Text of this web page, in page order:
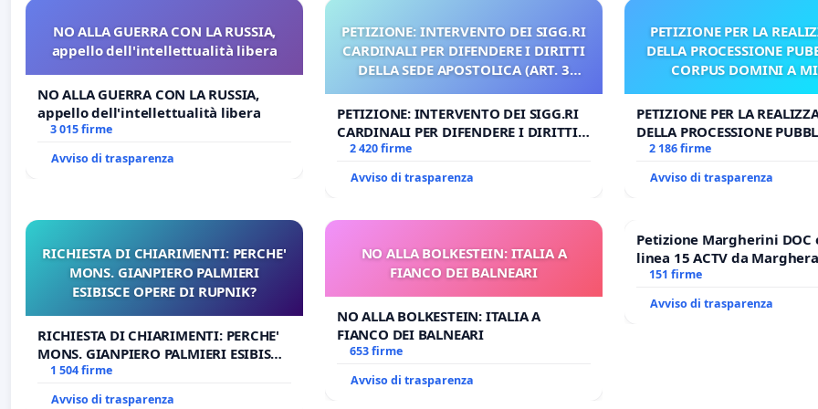
NO ALLA GUERRA CON LA RUSSIA,
appello dell'intellettualità libera
NO ALLA GUERRA CON LA RUSSIA,
appello dell'intellettualità libera
3 015 firme
Avviso di trasparenza
PETIZIONE: INTERVENTO DEI SIGG.RI
CARDINALI PER DIFENDERE I DIRITTI
DELLA SEDE APOSTOLICA (ART. 3
PETIZIONE: INTERVENTO DEI SIGG.RI
CARDINALI PER DIFENDERE I DIRITTI
DELLA SEDE APOSTOLICA (ART. 3 UDG)
2 420 firme
Avviso di trasparenza
PETIZIONE PER LA
DELLA PROCESSIONE
CORPUS DOMINI A
PETIZIONE PER LA
DELLA PROCESSIONE
CORPUS DOMINI A
2 186 firme
Avviso di trasparenza
RICHIESTA DI CHIARIMENTI: PERCHE'
MONS. GIANPIERO PALMIERI
ESIBISCE OPERE DI RUPNIK?
RICHIESTA DI CHIARIMENTI: PERCHE'
MONS. GIANPIERO PALMIERI ESIBISCE
OPERE DI RUPNIK?
1 504 firme
Avviso di trasparenza
NO ALLA BOLKESTEIN: ITALIA A
FIANCO DEI BALNEARI
NO ALLA BOLKESTEIN: ITALIA A
FIANCO DEI BALNEARI
653 firme
Avviso di trasparenza
Petizione Margherini DOC
linea 15 ACTV da Marghera
Antonio all'aeroporto
151 firme
Avviso di trasparenza